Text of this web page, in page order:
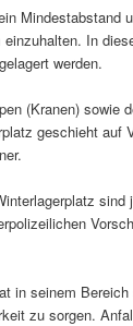
Mindestabstand
In
werden.
(Kranen) sowie
geschieht auf
sind
in seinem
zu sorgen.